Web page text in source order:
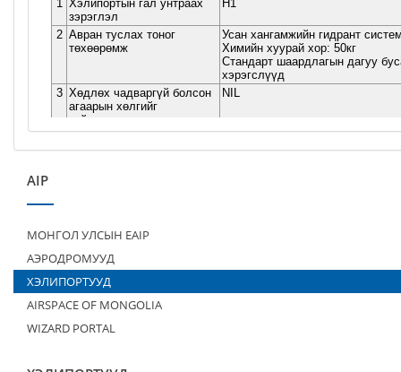
AIP
МОНГОЛ УЛСЫН EAIP
АЭРОДРОМУУД
ХЭЛИПОРТУУД
AIRSPACE OF MONGOLIA
WIZARD PORTAL